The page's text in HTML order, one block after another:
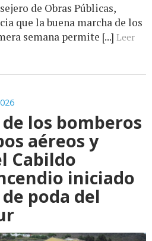
de Obras Públicas,
que la buena marcha de los
semana permite [...] Leer
los bomberos
aéreos y
Cabildo
iniciado
poda del